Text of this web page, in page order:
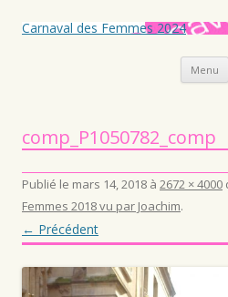
Carnaval des Femmes 2024
Menu
comp_P1050782_comp
Publié le mars 14, 2018 à 2672 × 4000
Femmes 2018 vu par Joachim.
← Précédent